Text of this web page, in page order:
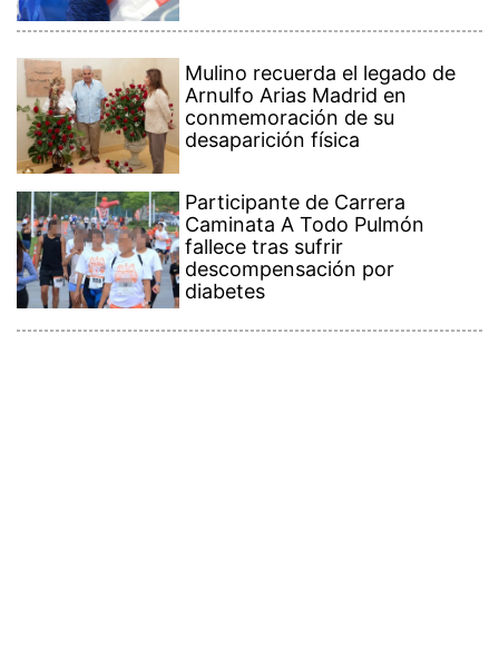
Mulino recuerda el legado de
Arnulfo Arias Madrid en
conmemoración de su
desaparición física
Participante de Carrera
Caminata A Todo Pulmón
fallece tras sufrir
descompensación por
diabetes